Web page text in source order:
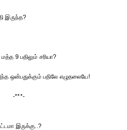
இருந்த?
9 பதிலும் சரியா?
ஒன்பதுக்கும் பதிலே எழுதலையே!
-***-
இருக்கு..?